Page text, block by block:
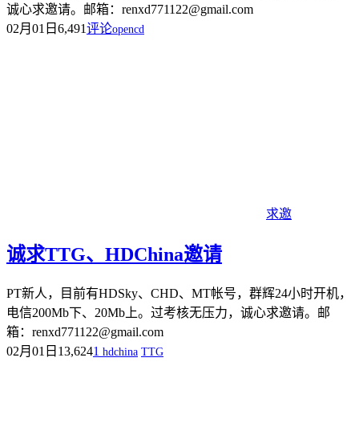
诚心求邀请。邮箱：renxd771122@gmail.com
02月01日 6,491评论opencd
求邀
诚求TTG、HDChina邀请
PT新人，目前有HDSky、CHD、MT帐号，群辉24小时开机，
电信200Mb下、20Mb上。过考核无压力，诚心求邀请。邮
箱：renxd771122@gmail.com
02月01日 13,6241 hdchina TTG